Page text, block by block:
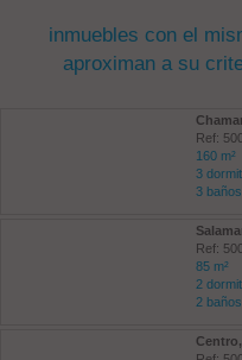
inmuebles con el
aproximan a su
Ref:
160 m²
3
3 baños
Ref:
85 m²
2
2 baños